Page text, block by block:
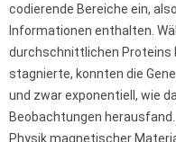
codierende Bereiche ein,
Informationen enthalten.
durchschnittlichen Proteins
stagnierte, konnten die
und zwar exponentiell, wie
Beobachtungen herausfand.
Physik magnetischer